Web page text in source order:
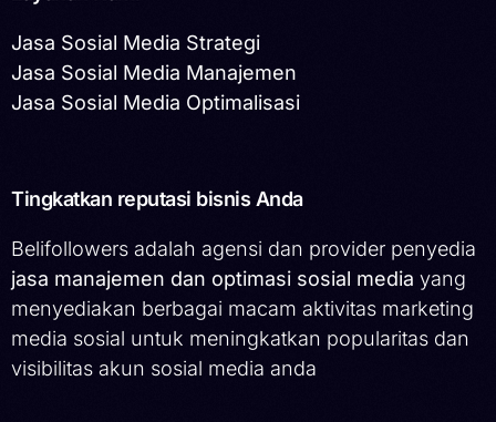
Jasa Sosial Media Strategi
Jasa Sosial Media Manajemen
Jasa Sosial Media Optimalisasi
Tingkatkan reputasi bisnis Anda
Belifollowers adalah agensi dan provider penyedia
jasa manajemen dan optimasi sosial media yang
menyediakan berbagai macam aktivitas marketing
media sosial untuk meningkatkan popularitas dan
visibilitas akun sosial media anda